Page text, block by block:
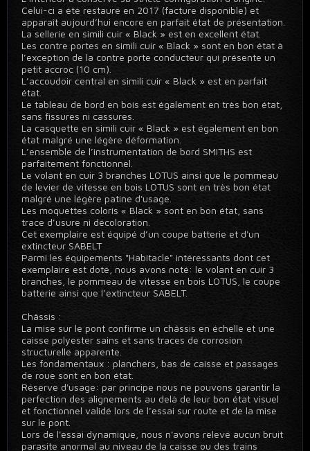
Celui-ci a été restauré en 2017 (facture disponible) et
apparaît aujourd’hui encore en parfait état de présentation.
La sellerie en simili cuir « Black » est en excellent état.
Les contre portes en simili cuir « Black » sont en bon état à
l’exception de la contre porte conducteur qui présente un
petit accroc (10 cm).
L’accoudoir central en simili cuir « Black » est en parfait
état.
Le tableau de bord en bois est également en très bon état,
sans fissures ni cassures.
La casquette en simili cuir « Black » est également en bon
état malgré une légère déformation.
L’ensemble de l’instrumentation de bord SMITHS est
parfaitement fonctionnel.
Le volant en cuir 3 branches LOTUS ainsi que le pommeau
de levier de vitesse en bois LOTUS sont en très bon état
malgré une légère patine d'usage.
Les moquettes coloris « Black » sont en bon état, sans
trace d’usure ni décoloration.
Cet exemplaire est équipé d’un coupe batterie et d'un
extincteur SABELT
Parmi les équipements "Habitacle" intéressants dont cet
exemplaire est doté, nous avons noté: le volant en cuir 3
branches, le pommeau de vitesse en bois LOTUS, le coupe
batterie ainsi que l’extincteur SABELT.
Châssis :
La mise sur le pont confirme un châssis en échelle et une
caisse polyester sains et sans traces de corrosion
structurelle apparente.
Les fondamentaux : planchers, bas de caisse et passages
de roue sont en bon état.
Réserve d'usage: par principe nous ne pouvons garantir la
perfection des alignements au delà de leur bon état visuel
et fonctionnel validé lors de l’essai sur route et de la mise
sur le pont.
Lors de l'essai dynamique, nous n'avons relevé aucun bruit
parasite anormal au niveau de la caisse ou des trains